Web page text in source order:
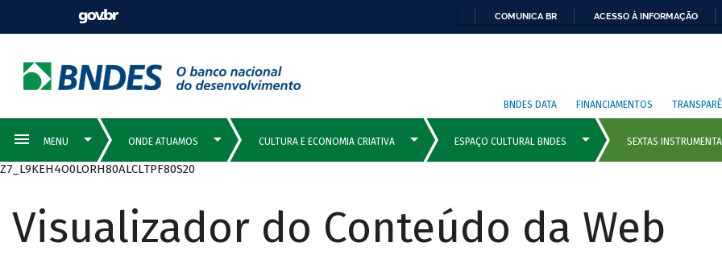
COMUNICA BR ACESSO À INFORMAÇÃO
BNDES DATA FINANCIAMENTOS
Z7_L9KEH4O0LORH80ALCLTPF80S20
Visualizador do Conteúdo da Web